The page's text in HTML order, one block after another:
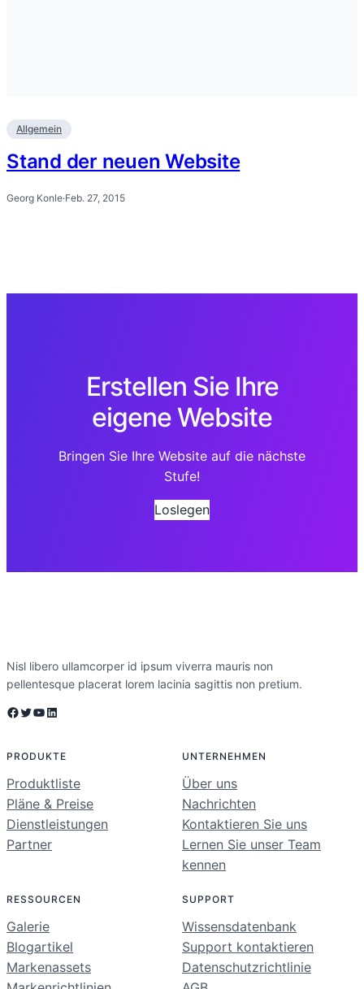
Allgemein
Stand der neuen Website
Georg Konle·Feb. 27, 2015
Erstellen Sie Ihre
eigene Website
Bringen Sie Ihre Website auf die nächste
Stufe!
Loslegen
Nisl libero ullamcorper id ipsum viverra mauris non
pellentesque placerat lorem lacinia sagittis non pretium.
Facebook Twitter YouTube LinkedIn
PRODUKTE
Produktliste
Pläne & Preise
Dienstleistungen
Partner
UNTERNEHMEN
Über uns
Nachrichten
Kontaktieren Sie uns
Lernen Sie unser Team
kennen
RESSOURCEN
Galerie
Blogartikel
Markenassets
SUPPORT
Wissensdatenbank
Support kontaktieren
Datenschutzrichtlinie